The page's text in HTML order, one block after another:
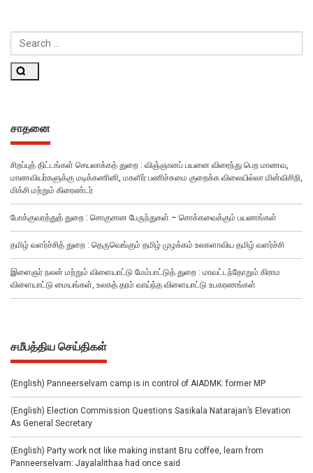
சாதனை
சிறப்புத் திட்டங்கள் செயலாக்கத் துறை : விஞ்ஞானப் பயனை விரைந்து பெற மாணவ,
மாணவியர்களுக்கு மடிக்கணினி, மகளிர் பணிச்சுமை குறைக்க விலையில்லா மின்விசிறி,
மிக்சி மற்றும் கிரைண்டர்
போக்குவரத்துத் துறை : சொகுசான பேருந்துகள் – சொக்கவைக்கும் பயணங்கள்
தமிழ் வளர்ச்சித் துறை : தெருவெங்கும் தமிழ் முழக்கம் உலகளாவிய தமிழ் வளர்ச்சி
இளைஞர் நலன் மற்றும் விளையாட்டு மேம்பாட்டுத் துறை : மாவட்டந்தோறும் கிராம
விளையாட்டு மையங்கள், உலகத் தரம் வாய்ந்த விளையாட்டு உபகரணங்கள்
சமீபத்திய செய்திகள்
(English) Panneerselvam camp is in control of AIADMK: former MP
(English) Election Commission Questions Sasikala Natarajan’s Elevation
As General Secretary
(English) Party work not like making instant Bru coffee, learn from
Panneerselvam: Jayalalithaa had once said